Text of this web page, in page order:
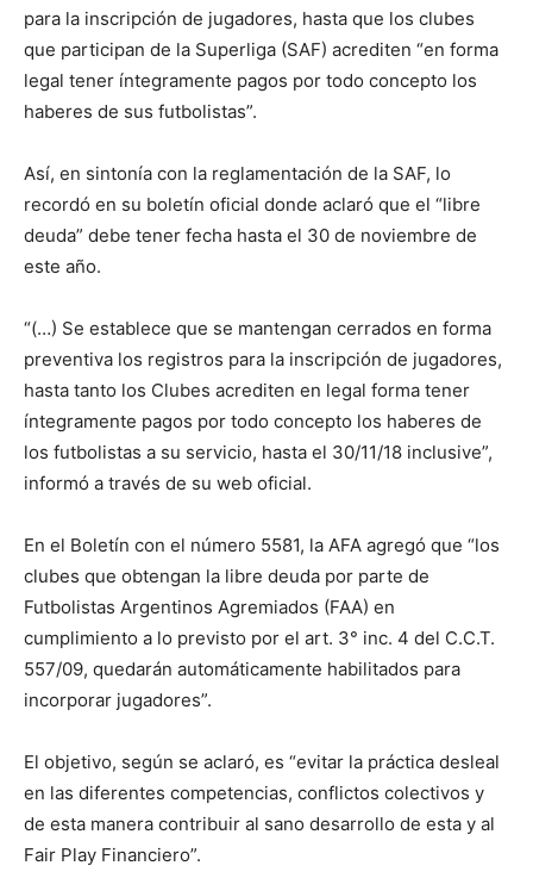
para la inscripción de jugadores, hasta que los clubes
que participan de la Superliga (SAF) acrediten “en forma
legal tener íntegramente pagos por todo concepto los
haberes de sus futbolistas”.
Así, en sintonía con la reglamentación de la SAF, lo
recordó en su boletín oficial donde aclaró que el “libre
deuda” debe tener fecha hasta el 30 de noviembre de
este año.
“(…) Se establece que se mantengan cerrados en forma
preventiva los registros para la inscripción de jugadores,
hasta tanto los Clubes acrediten en legal forma tener
íntegramente pagos por todo concepto los haberes de
los futbolistas a su servicio, hasta el 30/11/18 inclusive”,
informó a través de su web oficial.
En el Boletín con el número 5581, la AFA agregó que “los
clubes que obtengan la libre deuda por parte de
Futbolistas Argentinos Agremiados (FAA) en
cumplimiento a lo previsto por el art. 3° inc. 4 del C.C.T.
557/09, quedarán automáticamente habilitados para
incorporar jugadores”.
El objetivo, según se aclaró, es “evitar la práctica desleal
en las diferentes competencias, conflictos colectivos y
de esta manera contribuir al sano desarrollo de esta y al
Fair Play Financiero”.